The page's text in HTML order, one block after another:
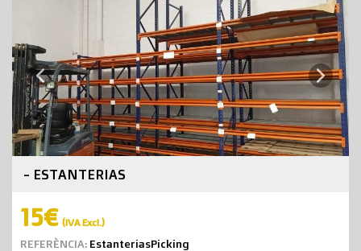
Previous Next
- ESTANTERIAS
15€ (IVA Excl.)
REFERÈNCIA: EstanteriasPicking